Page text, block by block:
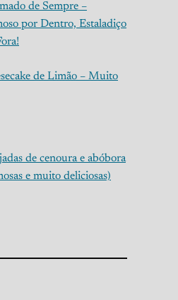
de Sempre –
por Dentro, Estaladiço
de Limão – Muito
de cenoura e abóbora
e muito deliciosas)